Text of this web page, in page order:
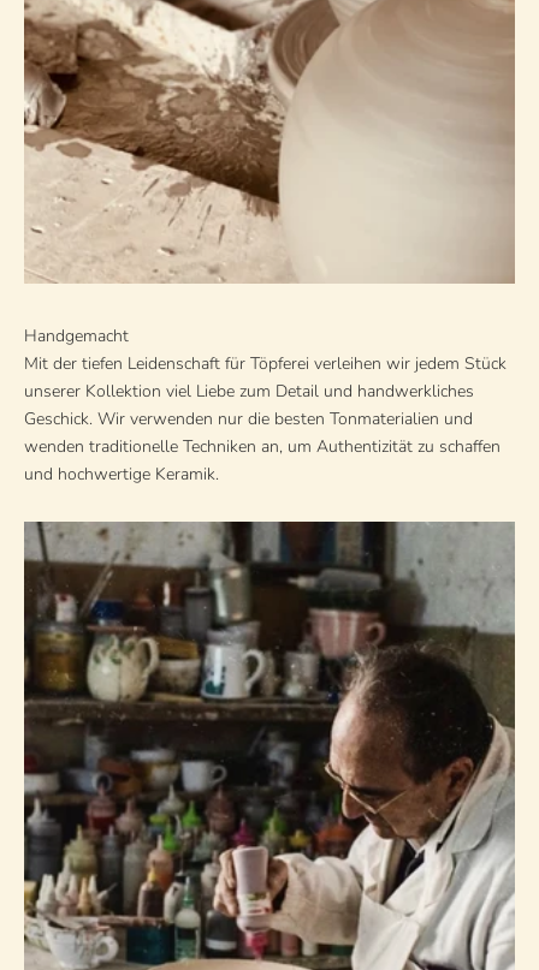
Handgemacht
Mit der tiefen Leidenschaft für Töpferei verleihen wir jedem Stück
unserer Kollektion viel Liebe zum Detail und handwerkliches
Geschick. Wir verwenden nur die besten Tonmaterialien und
wenden traditionelle Techniken an, um Authentizität zu schaffen
und hochwertige Keramik.